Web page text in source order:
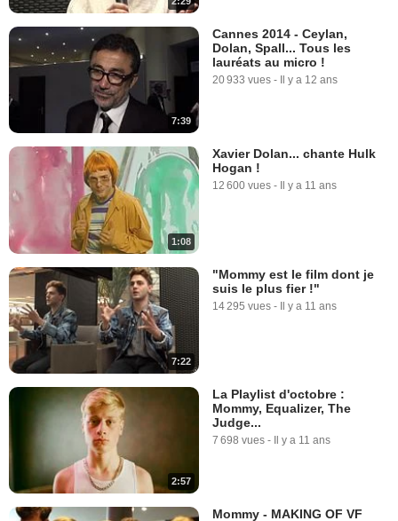
7:39
Cannes 2014 - Ceylan,
Dolan, Spall... Tous les
lauréats au micro !
20 933 vues - Il y a 12 ans
1:08
Xavier Dolan... chante Hulk
Hogan !
12 600 vues - Il y a 11 ans
7:22
"Mommy est le film dont je
suis le plus fier !"
14 295 vues - Il y a 11 ans
2:57
La Playlist d'octobre :
Mommy, Equalizer, The
Judge...
7 698 vues - Il y a 11 ans
Mommy - MAKING OF VF